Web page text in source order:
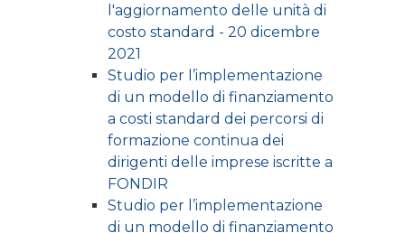
l'aggiornamento delle unità di
costo standard - 20 dicembre
2021
Studio per l’implementazione
di un modello di finanziamento
a costi standard dei percorsi di
formazione continua dei
dirigenti delle imprese iscritte a
FONDIR
Studio per l’implementazione
di un modello di finanziamento